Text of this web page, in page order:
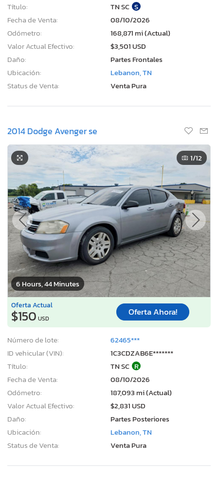
Título:
TN SC S
Fecha de Venta:
08/10/2026
Odómetro:
168,871 mi (Actual)
Valor Actual Efectivo:
$3,501 USD
Daño:
Partes Frontales
Ubicación:
Lebanon, TN
Status de Venta:
Venta Pura
2014 Dodge Avenger se
6 Hours, 44 Minutes
1/12
Oferta Actual
$150 USD
Oferta Ahora!
Número de lote:
62465***
ID vehicular (VIN):
1C3CDZAB6E*******
Título:
TN SC R
Fecha de Venta:
08/10/2026
Odómetro:
187,093 mi (Actual)
Valor Actual Efectivo:
$2,831 USD
Daño:
Partes Posteriores
Ubicación:
Lebanon, TN
Status de Venta:
Venta Pura